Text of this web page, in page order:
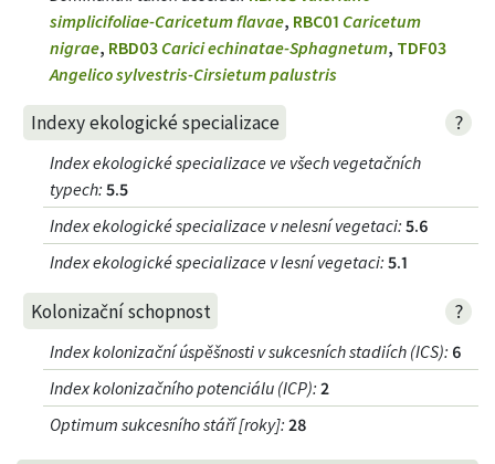
simplicifoliae-Caricetum flavae, RBC01 Caricetum
nigrae, RBD03 Carici echinatae-Sphagnetum, TDF03
Angelico sylvestris-Cirsietum palustris
Indexy ekologické specializace ?
Index ekologické specializace ve všech vegetačních
typech: 5.5
Index ekologické specializace v nelesní vegetaci: 5.6
Index ekologické specializace v lesní vegetaci: 5.1
Kolonizační schopnost ?
Index kolonizační úspěšnosti v sukcesních stadiích (ICS): 6
Index kolonizačního potenciálu (ICP): 2
Optimum sukcesního stáří [roky]: 28